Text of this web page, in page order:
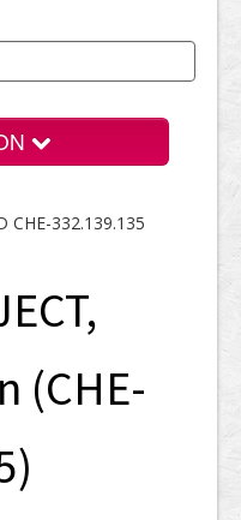
CHE-332.139.135
(CHE-